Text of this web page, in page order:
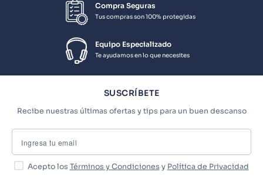
Compra Seguras
Tus compras son 100% protegidas
Equipo Especializado
Te ayudamos en lo que necesites
SUSCRÍBETE
Recibe nuestras últimas ofertas y tips para un buen descanso
Acepto los Términos y Condiciones y Política de Privacidad